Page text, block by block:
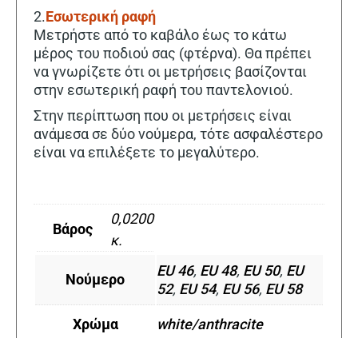
2.Εσωτερική ραφή
Μετρήστε από το καβάλο έως το κάτω
μέρος του ποδιού σας (φτέρνα). Θα πρέπει
να γνωρίζετε ότι οι μετρήσεις βασίζονται
στην εσωτερική ραφή του παντελονιού.
Στην περίπτωση που οι μετρήσεις είναι
ανάμεσα σε δύο νούμερα, τότε ασφαλέστερο
είναι να επιλέξετε το μεγαλύτερο.
Βάρος
0,0200
κ.
Νούμερο
EU 46, EU 48, EU 50, EU
52, EU 54, EU 56, EU 58
Χρώμα white/anthracite